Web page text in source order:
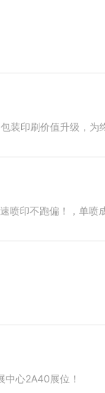
心2A40展位！